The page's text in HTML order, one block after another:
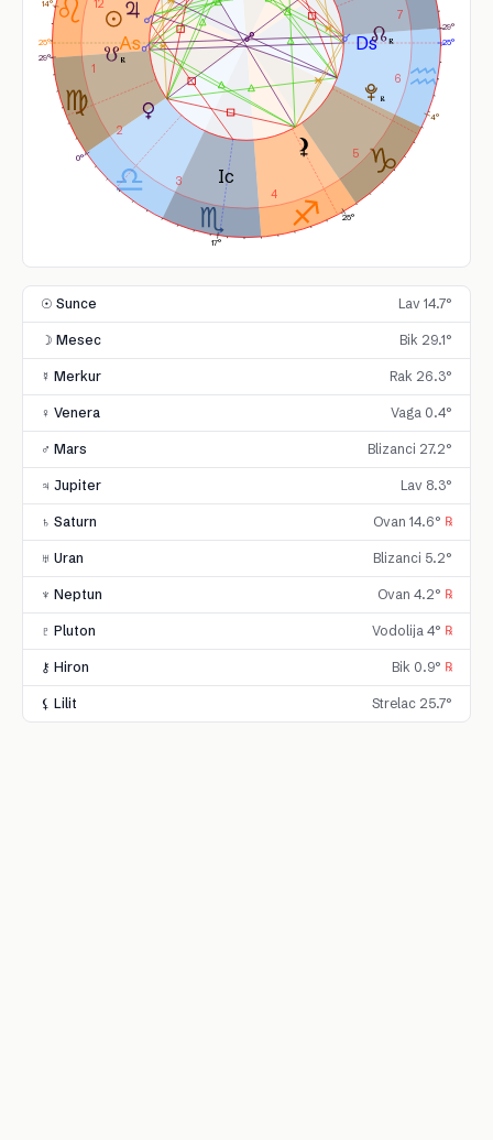
1
2
3
4
5
6
7
12
14°
0°
4°
29°
25°
25°
17°
25°
29°
☉ Sunce Lav 14.7°
☽ Mesec Bik 29.1°
☿ Merkur Rak 26.3°
♀ Venera Vaga 0.4°
♂ Mars Blizanci 27.2°
♃ Jupiter Lav 8.3°
♄ Saturn Ovan 14.6° ℞
♅ Uran Blizanci 5.2°
♆ Neptun Ovan 4.2° ℞
♇ Pluton Vodolija 4° ℞
⚷ Hiron Bik 0.9° ℞
⚸ Lilit Strelac 25.7°